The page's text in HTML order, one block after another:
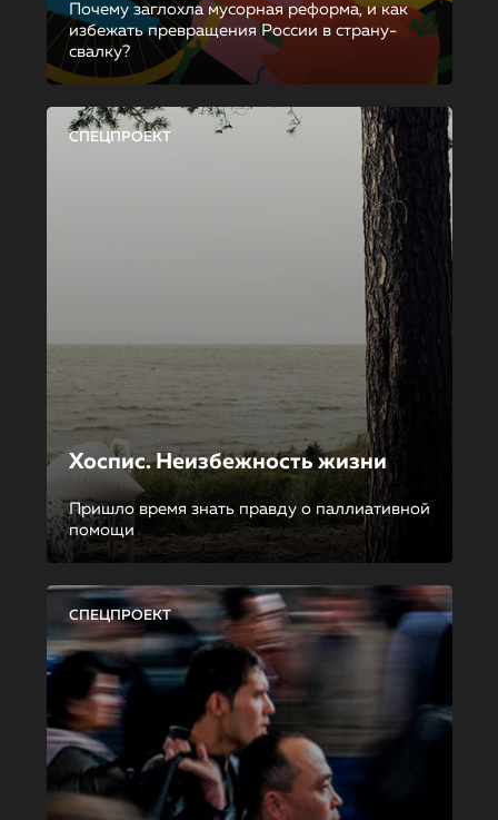
Почему заглохла мусорная реформа, и как
избежать превращения России в страну-
свалку?
СПЕЦПРОЕКТ
Хоспис. Неизбежность жизни
Пришло время знать правду о паллиативной
помощи
СПЕЦПРОЕКТ